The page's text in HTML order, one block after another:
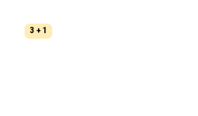
3 + 1